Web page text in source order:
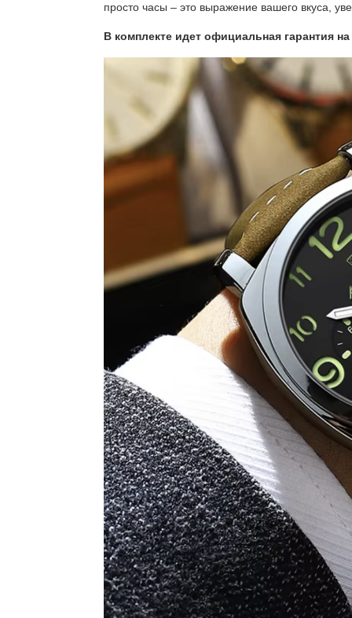
просто часы – это выражение вашего вкуса,
В комплекте идет официальная гарантия